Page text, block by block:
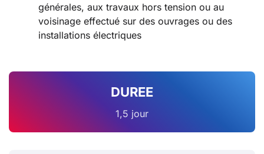
générales, aux travaux hors tension ou au
voisinage effectué sur des ouvrages ou des
installations électriques
DUREE
1,5 jour